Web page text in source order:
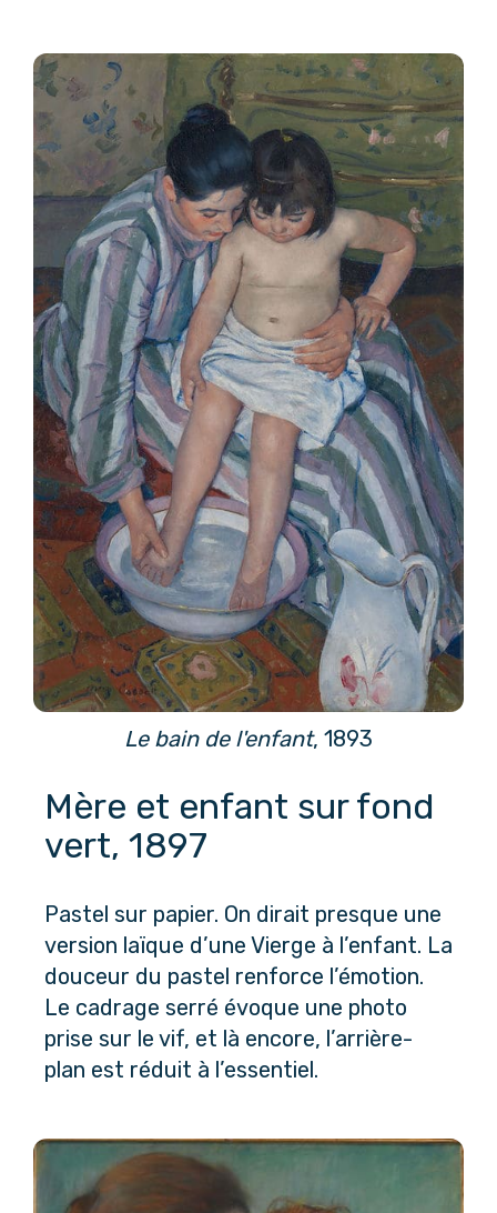
Le bain de l'enfant, 1893
Mère et enfant sur fond
vert, 1897
Pastel sur papier. On dirait presque une
version laïque d’une Vierge à l’enfant. La
douceur du pastel renforce l’émotion.
Le cadrage serré évoque une photo
prise sur le vif, et là encore, l’arrière-
plan est réduit à l’essentiel.